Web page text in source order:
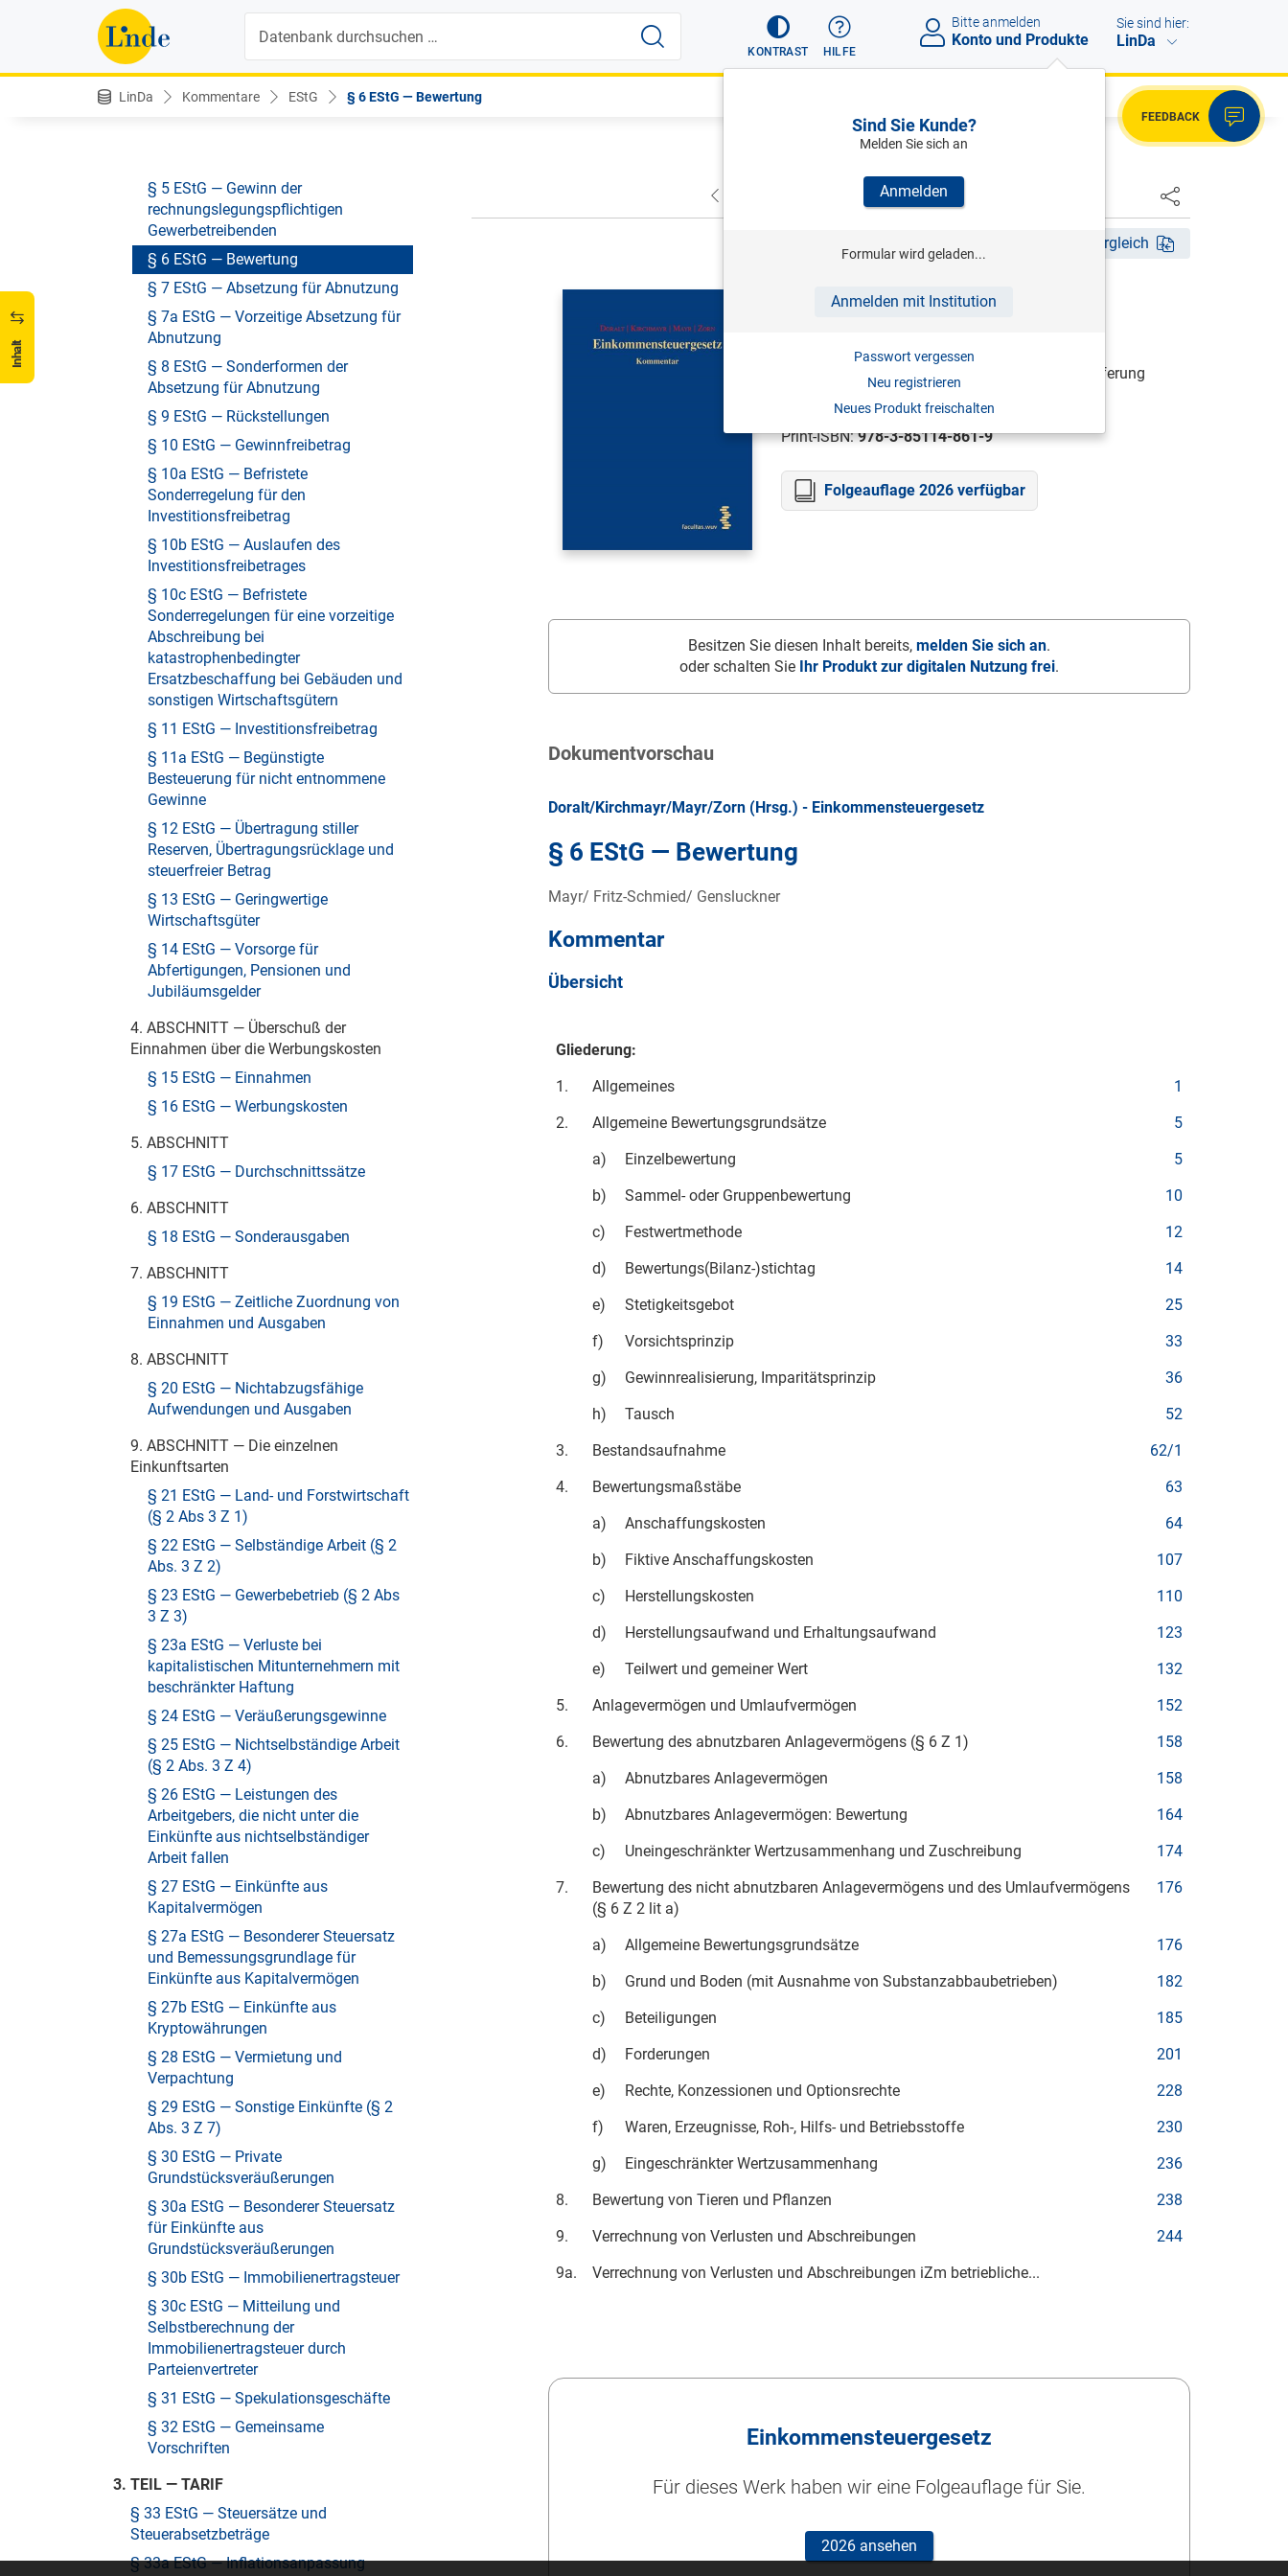
KONTRAST HILFE
Bitte anmelden
Konto und Produkte
Sind Sie Kunde?
Melden Sie sich an
Anmelden
Formular wird geladen...
Anmelden mit Institution
Passwort vergessen
Neu registrieren
Neues Produkt freischalten
Sie sind hier:
LinDa
LinDa Kommentare EStG § 6 EStG — Bewertung
FEEDBACK
Inhalt
(Spendenbegünstigung)
§ 4b EStG — Zuwendungen zur
Vermögensausstattung
§ 4c EStG — Zuwendungen an die
Innovationsstiftung für Bildung
§ 5 EStG — Gewinn der
rechnungslegungspflichtigen
Gewerbetreibenden
§ 6 EStG — Bewertung
§ 7 EStG — Absetzung für Abnutzung
§ 7a EStG — Vorzeitige Absetzung für
Abnutzung
§ 8 EStG — Sonderformen der
Absetzung für Abnutzung
§ 9 EStG — Rückstellungen
§ 10 EStG — Gewinnfreibetrag
§ 10a EStG — Befristete
Sonderregelung für den
Investitionsfreibetrag
§ 10b EStG — Auslaufen des
Investitionsfreibetrages
§ 10c EStG — Befristete
Sonderregelungen für eine vorzeitige
Abschreibung bei
katastrophenbedingter
Ersatzbeschaffung bei Gebäuden und
sonstigen Wirtschaftsgütern
§ 11 EStG — Investitionsfreibetrag
§ 11a EStG — Begünstigte
Besteuerung für nicht entnommene
Gewinne
§ 12 EStG — Übertragung stiller
Reserven, Übertragungsrücklage und
steuerfreier Betrag
§ 13 EStG — Geringwertige
Wirtschaftsgüter
§ 14 EStG — Vorsorge für
Abfertigungen, Pensionen und
Jubiläumsgelder
4. ABSCHNITT — Überschuß der
Einnahmen über die Werbungskosten
§ 15 EStG — Einnahmen
§ 16 EStG — Werbungskosten
5. ABSCHNITT
§ 17 EStG — Durchschnittssätze
6. ABSCHNITT
§ 18 EStG — Sonderausgaben
7. ABSCHNITT
§ 19 EStG — Zeitliche Zuordnung von
Einnahmen und Ausgaben
8. ABSCHNITT
§ 20 EStG — Nichtabzugsfähige
Aufwendungen und Ausgaben
9. ABSCHNITT — Die einzelnen
Einkunftsarten
§ 21 EStG — Land- und Forstwirtschaft
(§ 2 Abs 3 Z 1)
§ 22 EStG — Selbständige Arbeit (§ 2
Abs. 3 Z 2)
§ 23 EStG — Gewerbebetrieb (§ 2 Abs
3 Z 3)
§ 23a EStG — Verluste bei
kapitalistischen Mitunternehmern mit
beschränkter Haftung
§ 24 EStG — Veräußerungsgewinne
§ 25 EStG — Nichtselbständige Arbeit
(§ 2 Abs. 3 Z 4)
§ 26 EStG — Leistungen des
Arbeitgebers, die nicht unter die
Einkünfte aus nichtselbständiger
Arbeit fallen
§ 27 EStG — Einkünfte aus
Kapitalvermögen
§ 27a EStG — Besonderer Steuersatz
und Bemessungsgrundlage für
Einkünfte aus Kapitalvermögen
§ 27b EStG — Einkünfte aus
Kryptowährungen
§ 28 EStG — Vermietung und
Verpachtung
§ 29 EStG — Sonstige Einkünfte (§ 2
Abs. 3 Z 7)
§ 30 EStG — Private
Grundstücksveräußerungen
§ 30a EStG — Besonderer Steuersatz
für Einkünfte aus
Grundstücksveräußerungen
§ 30b EStG — Immobilienertragsteuer
§ 30c EStG — Mitteilung und
Selbstberechnung der
Immobilienertragsteuer durch
Parteienvertreter
§ 31 EStG — Spekulationsgeschäfte
§ 32 EStG — Gemeinsame
Vorschriften
3. TEIL — TARIF
§ 33 EStG — Steuersätze und
Steuerabsetzbeträge
§ 33a EStG — Inflationsanpassung
NÄCHSTER
Fassungsvergleich
DORALT/KIRCHMAYR/MAYR/ZORN (HRSG.)
Kommentar | Grundwerk inkl. 25. Ergänzungslieferung
Print-ISBN:978-3-85114-861-9
Folgeauflage 2026 verfügbar
Besitzen Sie diesen Inhalt bereits, melden Sie sich an.
oder schalten Sie
Ihr Produkt zur digitalen Nutzung frei.
Dokumentvorschau
Doralt/Kirchmayr/Mayr/Zorn (Hrsg.) - Einkommensteuergesetz
§ 6 EStG — Bewertung
Mayr/ Fritz-Schmied/ Gensluckner
Kommentar
Übersicht
Gliederung:
1.
Allgemeines
1
2.
Allgemeine Bewertungsgrundsätze
5
a)
Einzelbewertung
5
b)
Sammel- oder Gruppenbewertung
10
c)
Festwertmethode
12
d)
Bewertungs(Bilanz-)stichtag
14
e)
Stetigkeitsgebot
25
f)
Vorsichtsprinzip
33
g)
Gewinnrealisierung, Imparitätsprinzip
36
h)
Tausch
52
3.
Bestandsaufnahme
62/1
4.
Bewertungsmaßstäbe
63
a)
Anschaffungskosten
64
b)
Fiktive Anschaffungskosten
107
c)
Herstellungskosten
110
d)
Herstellungsaufwand und Erhaltungsaufwand
123
e)
Teilwert und gemeiner Wert
132
5.
Anlagevermögen und Umlaufvermögen
152
6.
Bewertung des abnutzbaren Anlagevermögens (§ 6 Z 1)
158
a)
Abnutzbares Anlagevermögen
158
b)
Abnutzbares Anlagevermögen: Bewertung
164
c)
Uneingeschränkter Wertzusammenhang und Zuschreibung
174
7.
Bewertung des nicht abnutzbaren Anlagevermögens und des Umlaufvermögens
(§ 6 Z 2 lit a)
176
a) Allgemeine Bewertungsgrundsätze
176
b)
Grund und Boden (mit Ausnahme von Substanzabbaubetrieben)
182
c)
Beteiligungen
185
d)
Forderungen
201
e)
Rechte, Konzessionen und Optionsrechte
228
f)
Waren, Erzeugnisse, Roh-, Hilfs- und Betriebsstoffe
230
g)
Eingeschränkter Wertzusammenhang
236
8.
Bewertung von Tieren und Pflanzen
238
9.
Verrechnung von Verlusten und Abschreibungen
244
9a.
Verrechnung von Verlusten und Abschreibungen iZm betriebliche...
Einkommensteuergesetz
Für dieses Werk haben wir eine Folgeauflage für Sie.
2026 ansehen